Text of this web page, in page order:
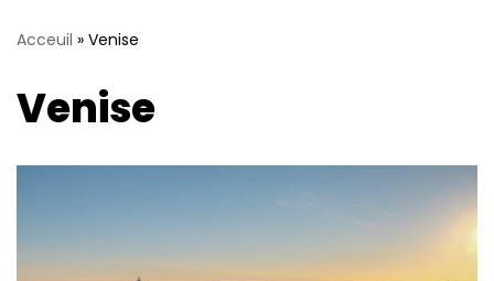
Acceuil » Venise
Venise